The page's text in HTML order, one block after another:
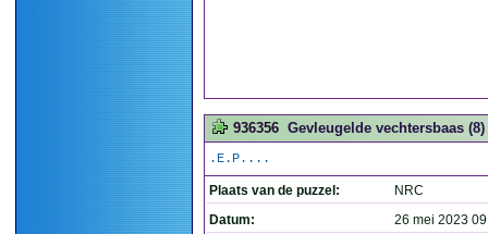
936356 Gevleugelde vechtersbaas (8)
.E.P....
Plaats van de puzzel:
NRC
Datum:
26 mei 2023